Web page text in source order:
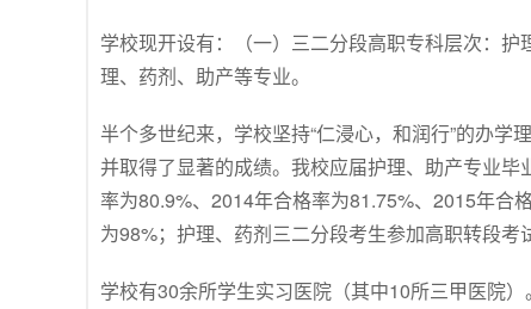
学校现开设有：（一）三二分段高职专科层次：
理、药剂、助产等专业。
半个多世纪来，学校坚持“仁浸心，和润行”的办学
并取得了显著的成绩。我校应届护理、助产专业
率为80.9%、2014年合格率为81.75%、2015年合
为98%；护理、药剂三二分段考生参加高职转段考
学校有30余所学生实习医院（其中10所三甲医院